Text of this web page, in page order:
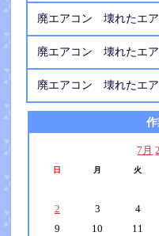
廃エアコン 壊れたエ
廃エアコン 壊れたエ
廃エアコン 壊れたエ
7月
日 月 火
2
3 4
9
10 11